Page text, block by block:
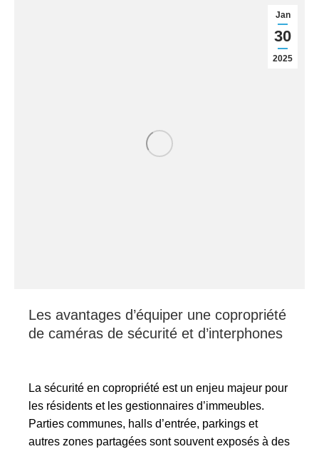
Jan
30
2025
Les avantages d’équiper une copropriété
de caméras de sécurité et d’interphones
La sécurité en copropriété est un enjeu majeur pour
les résidents et les gestionnaires d’immeubles.
Parties communes, halls d’entrée, parkings et
autres zones partagées sont souvent exposés à des